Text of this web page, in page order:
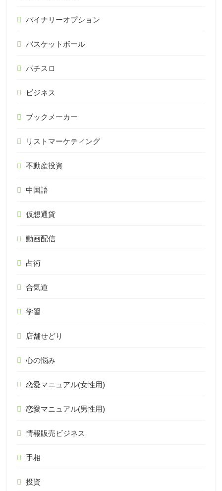
バイナリーオプション
バスケットボール
パチスロ
ビジネス
ブックメーカー
リストマーケティング
不動産投資
中国語
仮想通貨
動画配信
占術
合気道
学習
店舗せどり
心の悩み
恋愛マニュアル(女性用)
恋愛マニュアル(男性用)
情報販売ビジネス
手相
投資